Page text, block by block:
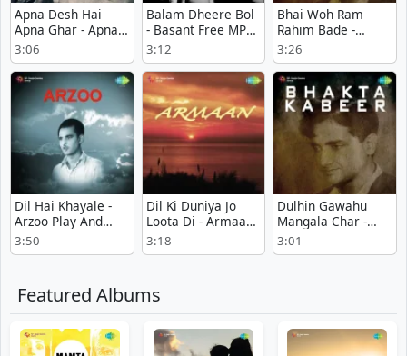
Apna Desh Hai
Apna Ghar - Apna
Ghar Full Song
Download
3:06
Balam Dheere Bol
- Basant Free MP3
Download
3:12
Bhai Woh Ram
Rahim Bade -
Bhakta Kabeer
Latest Song
Download
3:26
Dil Hai Khayale -
Arzoo Play And
Download mp3
song
3:50
Dil Ki Duniya Jo
Loota Di - Armaan
Play And Download
mp3 song
3:18
Dulhin Gawahu
Mangala Char -
Bhakta Kabeer
Song Mp3
3:01
Featured Albums